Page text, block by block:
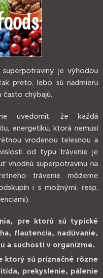
je výhodou
preto, lebo sú nadmieru
často chýbajú.
uvedomiť, že každá
energetiku, ktorá nemusí
vrodenou telesnou a
od typu trávenie je
vhodnú superpotravinu na
trávenie môžeme
i s možnými, resp.
pre ktorú sú typické
flautencia, nadúvanie,
a suchosti v organizme.
ktorý sú príznačné rôzne
prekyslenie, pálenie